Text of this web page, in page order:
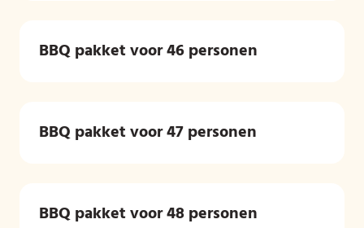
BBQ pakket voor 46 personen
BBQ pakket voor 47 personen
BBQ pakket voor 48 personen